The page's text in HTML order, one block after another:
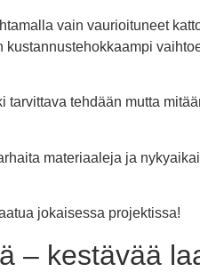
vain vaurioituneet
tehdään mutta
materiaaleja ja
jokaisessa projektissa!
– kestävää